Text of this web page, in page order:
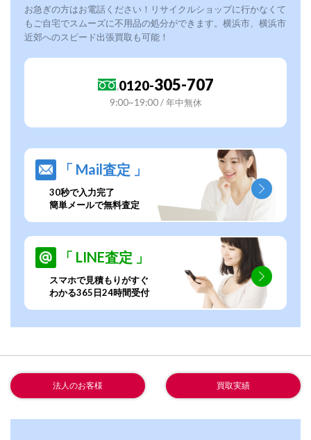
お急ぎの方はお電話ください！リサイクルショップに行かなくて
もご自宅でスムーズに不用品の処分ができます。横浜市、横浜市
近郊へのスピード出張買取も可能！
0120-305-707
9:00~19:00 / 年中無休
「 Mail査定 」
30秒で入力完了
簡単メールで無料査定
「 LINE査定 」
スマホで見積もりがすぐ
わかる365日24時間受付
法人のお客様 買取実績